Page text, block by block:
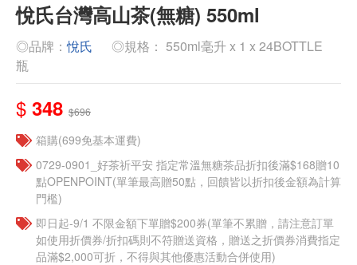
悅氏台灣高山茶(無糖) 550ml
◎品牌：悅氏
◎規格： 550ml毫升 x 1 x 24BOTTLE
瓶
$ 348 $696
箱購(699免基本運費)
​​0729-0901_好茶祈平安 指定常溫無糖茶品折扣後滿$168贈10
點OPENPOINT(單筆最高贈50點，回饋皆以折扣後金額為計算
門檻)
即日起-9/1 不限金額下單贈$200券(單筆不累贈，請注意訂單
如使用折價券/折扣碼則不符贈送資格，贈送之折價券消費指定
品滿$2,000可折，不得與其他優惠活動合併使用)